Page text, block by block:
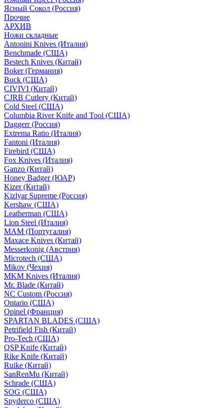
Ясный Сокол (Россия)
Прочие
АРХИВ
Ножи складные
Antonini Knives (Италия)
Benchmade (США)
Bestech Knives (Китай)
Boker (Германия)
Buck (США)
CIVIVI (Китай)
CJRB Cutlery (Китай)
Cold Steel (США)
Columbia River Knife and Tool (США)
Daggerr (Россия)
Extrema Ratio (Италия)
Fantoni (Италия)
Firebird (США)
Fox Knives (Италия)
Ganzo (Китай)
Honey Badger (ЮАР)
Kizer (Китай)
Kizlyar Supreme (Россия)
Kershaw (США)
Leatherman (США)
Lion Steel (Италия)
MAM (Португалия)
Maxace Knives (Китай)
Messerkonig (Австрия)
Microtech (США)
Mikov (Чехия)
MKM Knives (Италия)
Mr. Blade (Китай)
NC Custom (Россия)
Ontario (США)
Opinel (Франция)
SPARTAN BLADES (США)
Petrifield Fish (Китай)
Pro-Tech (США)
QSP Knife (Китай)
Rike Knife (Китай)
Ruike (Китай)
SanRenMu (Китай)
Schrade (США)
SOG (США)
Spyderco (США)